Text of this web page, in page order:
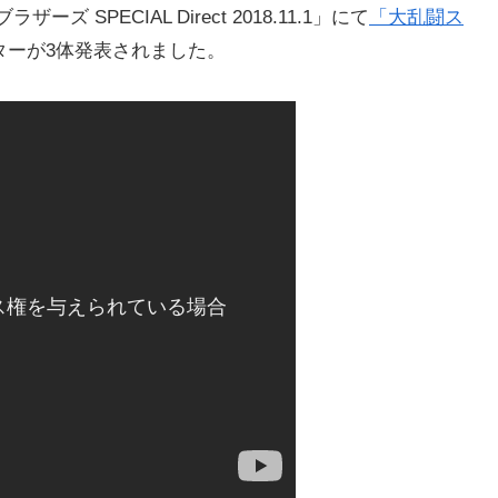
ザーズ SPECIAL Direct 2018.11.1」にて
「大乱闘ス
が3体発表されました。